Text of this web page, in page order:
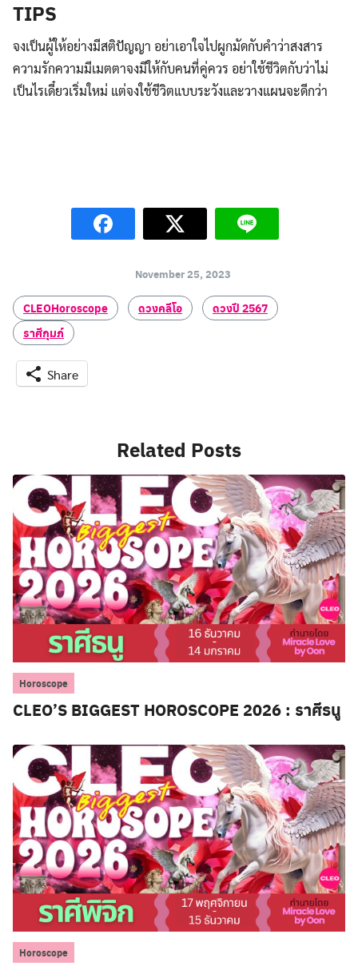
TIPS
จงเป็นผู้ให้อย่างมีสติปัญญา อย่าเอาใจไปผูกมัดกับคำว่าสงสาร
ความรักความมีเมตตาจงมีให้กับคนที่คู่ควร อย่าใช้ชีวิตกับว่าไม่
เป็นไรเดี๋ยวเริ่มใหม่ แต่จงใช้ชีวิตแบบระวังและวางแผนจะดีกว่า
November 25, 2023
CLEOHoroscope ดวงคลีโอ
ดวงปี 2567
ราศีกุมภ์
Share
Related Posts
Horoscope
CLEO’S BIGGEST HOROSCOPE 2026 : ราศีธนู
Horoscope